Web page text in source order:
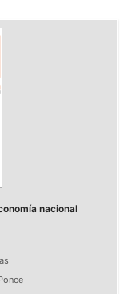
nacional